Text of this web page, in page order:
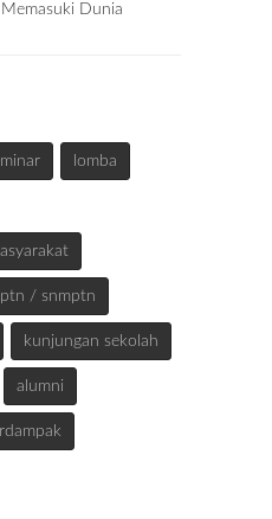
Dunia
lomba
/ snmptn
kunjungan sekolah
alumni